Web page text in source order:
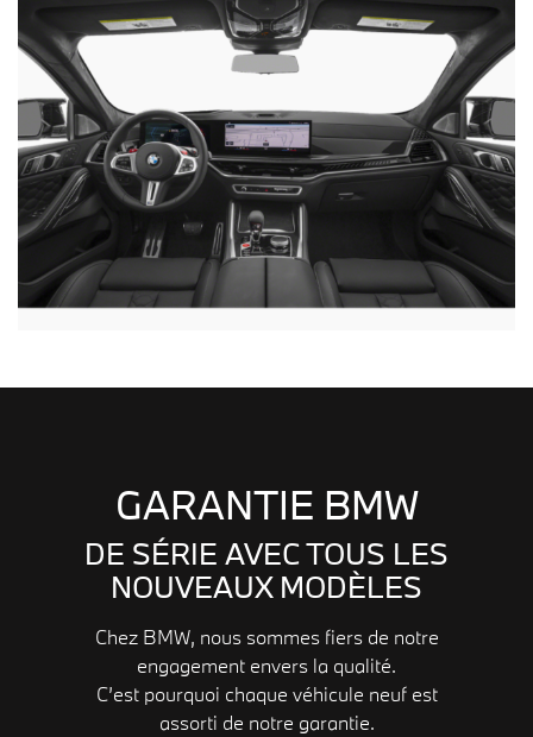
GARANTIE BMW
DE SÉRIE AVEC TOUS LES
NOUVEAUX MODÈLES
Chez BMW, nous sommes fiers de notre
engagement envers la qualité.
C’est pourquoi chaque véhicule neuf est
assorti de notre garantie.